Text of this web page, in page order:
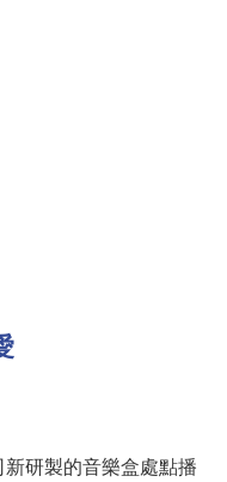
研製的音樂盒處點播